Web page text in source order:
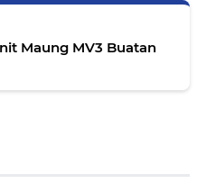
Maung MV3 Buatan